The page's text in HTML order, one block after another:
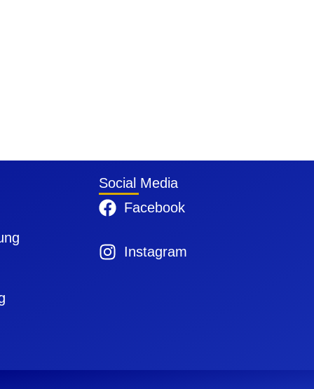
Social Media
Facebook
Instagram